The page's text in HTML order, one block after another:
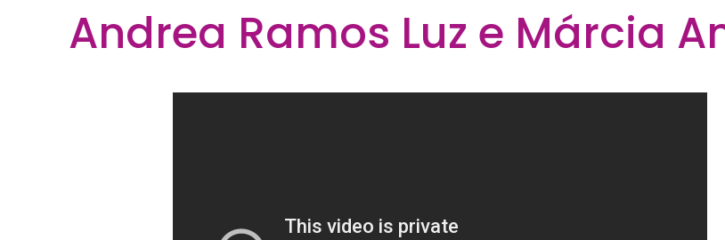
Andrea Ramos Luz e Márcia